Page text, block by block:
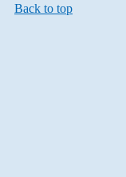
Back to top